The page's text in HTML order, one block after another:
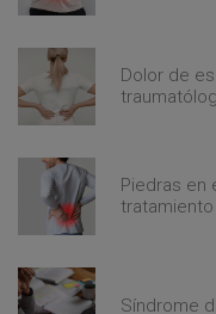
Dolor de
Piedras en
tratamiento
Síndrome